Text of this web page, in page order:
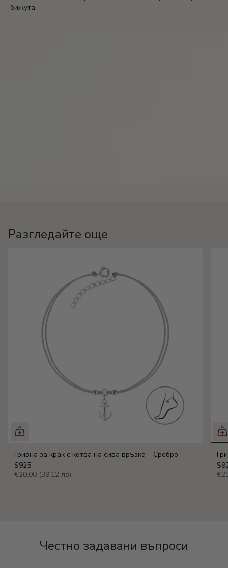
бижута.
Разгледайте още
Гривна за крак с котва на сива връзка – Сребро
S925
€20,00 (39.12 лв)
Честно задавани въпроси